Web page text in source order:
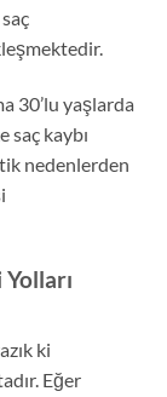
30’lu yaşlarda
saç kaybı
nedenlerden
ki
Eğer